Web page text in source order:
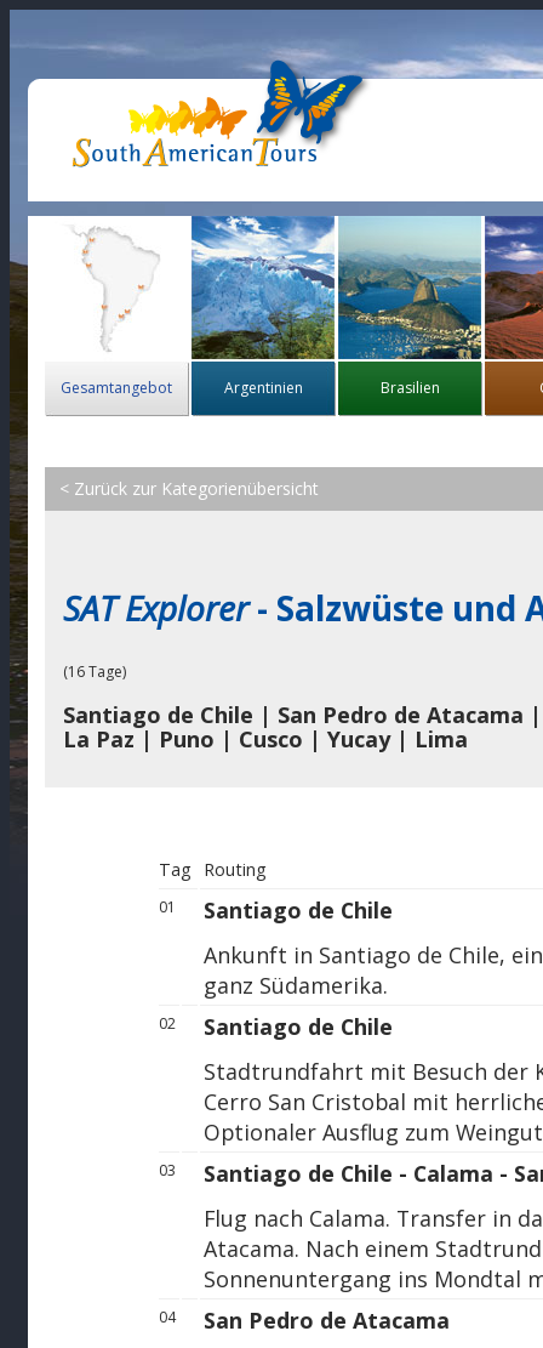
Gesamtangebot Argentinien Brasilien
< Zurück zur Kategorienübersicht
SAT Explorer- Salzwüste und
(16 Tage)
Santiago de Chile | San Pedro de
La Paz | Puno | Cusco | Yucay | Lima
Tag Routing
01
Santiago de Chile
Ankunft in Santiago de Chile,
ganz Südamerika.
02
Santiago de Chile
Stadtrundfahrt mit Besuch der
Cerro San Cristobal mit
Optionaler Ausflug zum
03
Santiago de Chile - Calama -
Flug nach Calama. Transfer in
Atacama. Nach einem
Sonnenuntergang ins Mondtal
04
San Pedro de Atacama